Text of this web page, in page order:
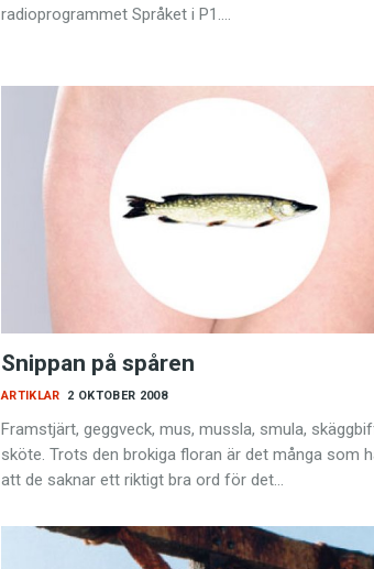
radioprogrammet Språket i P1.…
Snippan på spåren
2 OKTOBER 2008
ARTIKLAR
Framstjärt, geggveck, mus, mussla, smula,
sköte. Trots den brokiga floran är det många som
att de saknar ett riktigt bra ord för det…